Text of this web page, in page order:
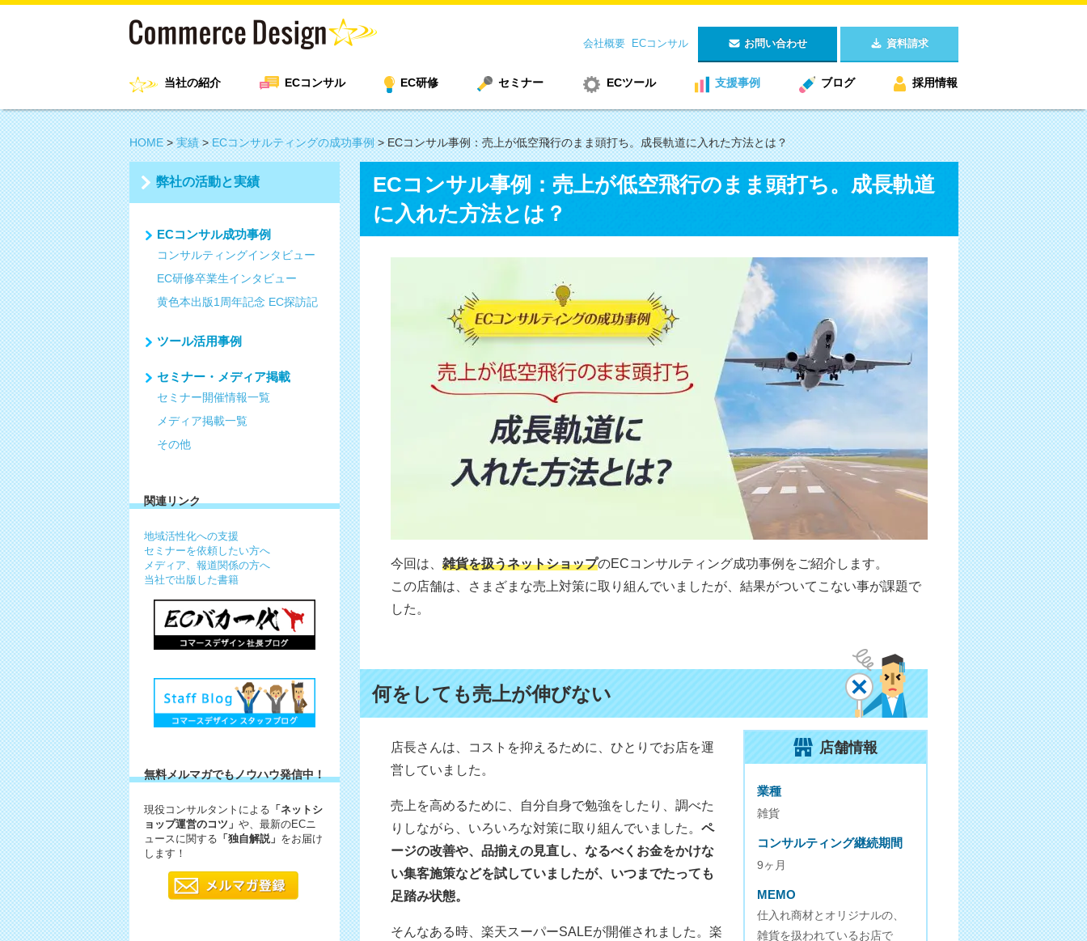
会社概要 ECコンサル お問い合わせ 資料請求
当社の紹介 ECコンサル EC研修 セミナー ECツール 支援事例 ブログ 採用情報
HOME>実績>ECコンサルティングの成功事例>ECコンサル事例：売上が低空飛行のまま頭打ち。成長軌道に入れた方法とは？
ECコンサル事例：売上が低空飛行のまま頭打ち。成長軌道
に入れた方法とは？
今回は、 雑貨を扱うネットショップのECコンサルティング成功事例をご紹介します。
この店舗は、さまざまな売上対策に取り組んでいましたが、結果がついてこない事が課題で
した。
何をしても売上が伸びない
店長さんは、コストを抑えるために、ひとりでお店を運
営していました。
売上を高めるために、自分自身で勉強をしたり、調べた
りしながら、いろいろな対策に取り組んでいました。 ペ
ージの改善や、品揃えの見直し、なるべくお金をかけな
い集客施策などを試していましたが、いつまでたっても
足踏み状態。
そんなある時、楽天スーパーSALEが開催されました。楽
店舗情報
業種
雑貨
コンサルティング継続期間
9ヶ月
MEMO
仕入れ商材とオリジナルの、
雑貨を扱われているお店で
弊社の活動と実績
ECコンサル成功事例
コンサルティングインタビュー
EC研修卒業生インタビュー
黄色本出版1周年記念 EC探訪記
ツール活用事例
セミナー・メディア掲載
セミナー開催情報一覧
メディア掲載一覧
その他
関連リンク
地域活性化への支援
セミナーを依頼したい方へ
メディア、報道関係の方へ
当社で出版した書籍
無料メルマガでもノウハウ発信中！
現役コンサルタントによる 「ネットシ
ョップ運営のコツ」 や、最新のECニ
ュースに関する 「独自解説」 をお届け
します！